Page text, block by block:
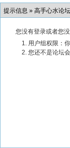
提示信息 » 高手心水论坛
您没有登录或者您
用户组权限：
您还不是论坛